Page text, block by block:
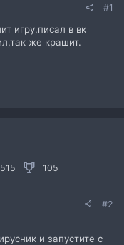
#1
игру,писал в вк
же крашит.
515 105
#2
и запустите с